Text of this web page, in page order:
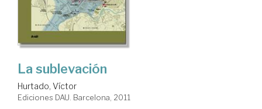
La sublevación
Hurtado, Víctor
Ediciones DAU. Barcelona, 2011